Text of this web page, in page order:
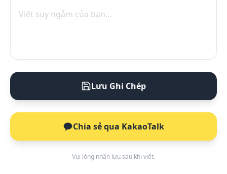
Lưu Ghi Chép
Chia sẻ qua KakaoTalk
Vui lòng nhấn lưu sau khi viết.